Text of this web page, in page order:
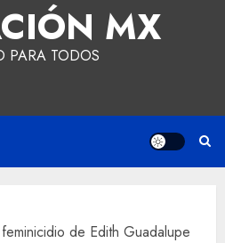
MX
PARA TODOS
de Edith Guadalupe